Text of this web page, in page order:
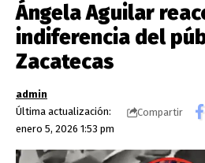
Ángela Aguilar
indiferencia del
Zacatecas
Última actualización:
enero 5, 2026 1:53 pm
admin
Compartir